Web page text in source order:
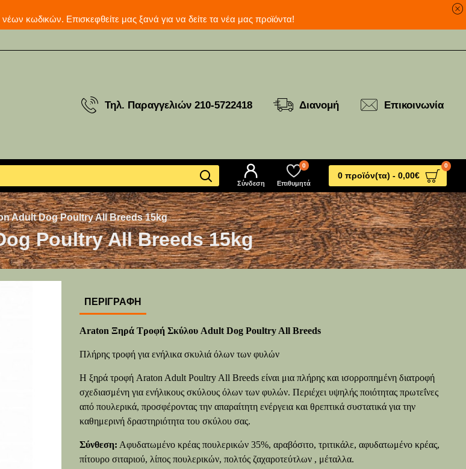
νέων κωδικών. Επισκεφθείτε μας ξανά για να δείτε τα νέα μας προϊόντα!
Τηλ. Παραγγελιών 210-5722418 Διανομή Επικοινωνία
Σύνδεση Επιθυμητά
0
0 προϊόν(τα) - 0,00€
0
Adult Dog Poultry All Breeds 15kg
Poultry All Breeds 15kg
ΠΕΡΙΓΡΑΦΉ
Araton Ξηρά Τροφή Σκύλου Adult Dog Poultry All Breeds
Πλήρης τροφή για ενήλικα σκυλιά όλων των φυλών
Η ξηρά τροφή Araton Adult Poultry All Breeds είναι μια πλήρης και ισορροπημένη διατροφή
σχεδιασμένη για ενήλικους σκύλους όλων των φυλών. Περιέχει υψηλής ποιότητας πρωτεΐνες
από πουλερικά, προσφέροντας την απαραίτητη ενέργεια και θρεπτικά συστατικά για την
καθημερινή δραστηριότητα του σκύλου σας.
Σύνθεση: Αφυδατωμένο κρέας πουλερικών 35%, αραβόσιτο, τριτικάλε, αφυδατωμένο κρέας,
πίτουρο σιταριού, λίπος πουλερικών, πολτός ζαχαροτεύτλων , μέταλλα.